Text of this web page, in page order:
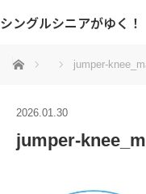
シングルシニアがゆく！
ホーム jumper-
2026.01.30
jumper-